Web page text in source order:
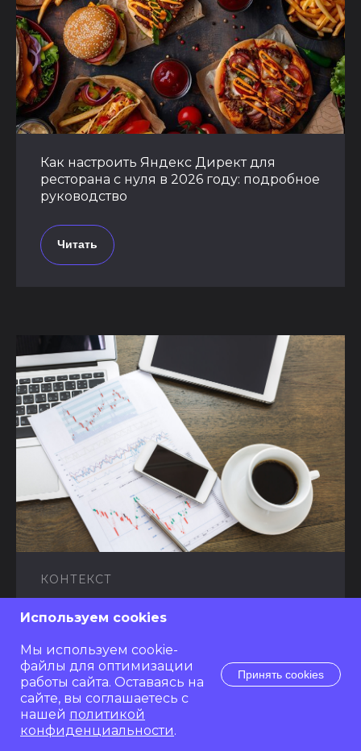
Как настроить Яндекс Директ для
ресторана с нуля в 2026 году: подробное
руководство
Читать
КОНТЕКСТ
Инвестиции в Яндекс Директ: как
повышение бюджета стимулирует рост
Читать
Используем cookies
Мы используем cookie-
файлы для оптимизации
работы сайта. Оставаясь на
сайте, вы соглашаетесь с
нашей политикой
конфиденциальности.
Принять cookies